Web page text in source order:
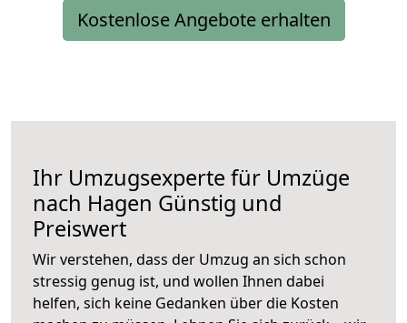
Kostenlose Angebote erhalten
Ihr Umzugsexperte für Umzüge
nach Hagen Günstig und
Preiswert
Wir verstehen, dass der Umzug an sich schon
stressig genug ist, und wollen Ihnen dabei
helfen, sich keine Gedanken über die Kosten